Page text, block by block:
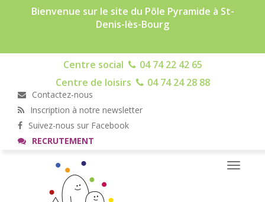
Bienvenue sur le site du Pôle Pyramide à St-
Denis-lès-Bourg
Centre social
04 74 22 42 65
Centre de loisirs
04 74 24 28 88
Contactez-nous
Inscription à notre newsletter
Suivez-nous sur Facebook
RECRUTEMENT
Toggle